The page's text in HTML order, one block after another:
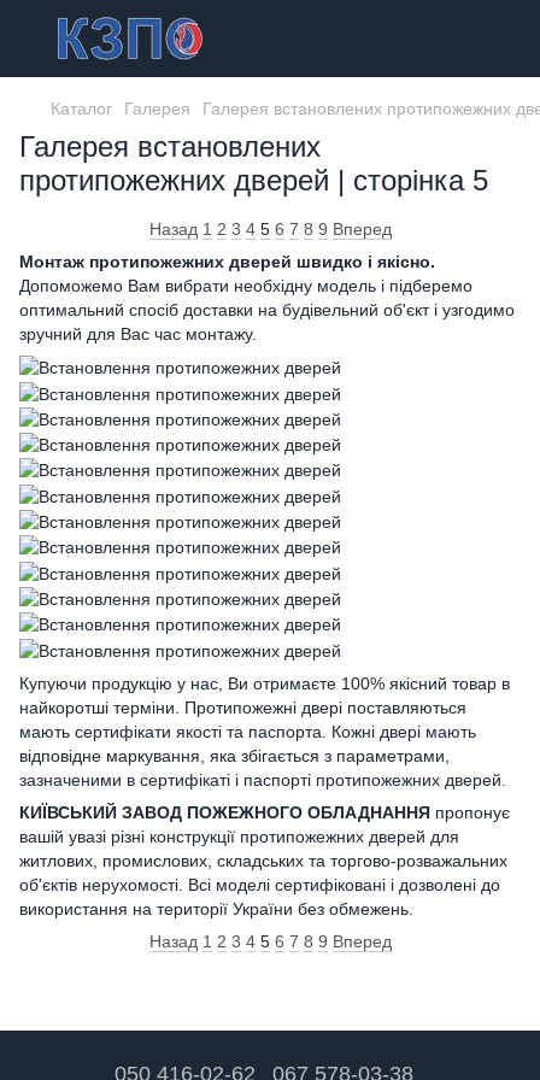
Каталог Галерея Галерея встановлених протипожежних
Галерея встановлених
протипожежних дверей | сторінка 5
Назад 1 2 3 4 5 6 7 8 9 Вперед
Монтаж протипожежних дверей швидко і якісно.
Допоможемо Вам вибрати необхідну модель і підберемо
оптимальний спосіб доставки на будівельний об'єкт і узгодимо
зручний для Вас час монтажу.
Купуючи продукцію у нас, Ви отримаєте 100% якісний товар в
найкоротші терміни. Протипожежні двері поставляються
мають сертифікати якості та паспорта. Кожні двері мають
відповідне маркування, яка збігається з параметрами,
зазначеними в сертифікаті і паспорті протипожежних дверей.
КИЇВСЬКИЙ ЗАВОД ПОЖЕЖНОГО ОБЛАДНАННЯ пропонує
вашій увазі різні конструкції протипожежних дверей для
житлових, промислових, складських та торгово-розважальних
об'єктів нерухомості. Всі моделі сертифіковані і дозволені до
використання на території України без обмежень.
Назад 1 2 3 4 5 6 7 8 9 Вперед
050 416-02-62 067 578-03-38